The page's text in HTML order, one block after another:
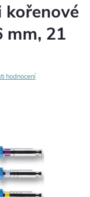
mm, 21
hodnocení